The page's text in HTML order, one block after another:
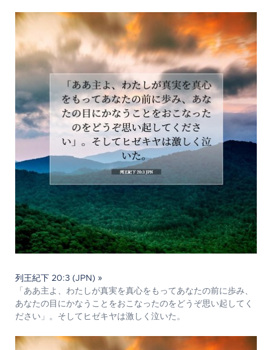
列王紀下 20:3 (JPN) »
「ああ主よ、わたしが真実を真心をもってあなたの前に歩み、
あなたの目にかなうことをおこなったのをどうぞ思い起してく
ださい」。そしてヒゼキヤは激しく泣いた。